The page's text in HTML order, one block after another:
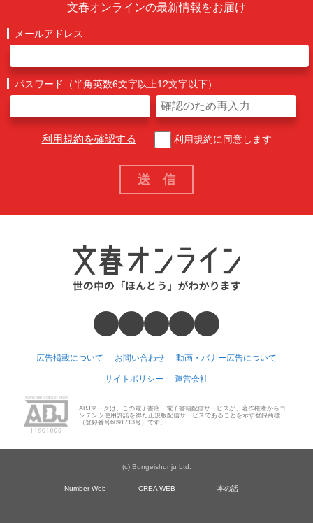
文春オンラインの最新情報をお届け
メールアドレス
パスワード（半角英数6文字以上12文字以下）
利用規約を確認する 利用規約に同意します
広告掲載について お問い合わせ 動画・バナー広告について
サイトポリシー 運営会社
ABJマークは、この電子書店・電子書籍配信サービスが、著作権者からコ
ンテンツ使用許諾を得た正規版配信サービスであることを示す登録商標
（登録番号6091713号）です。
(c) Bungeishunju Ltd.
Number Web CREA WEB 本の話